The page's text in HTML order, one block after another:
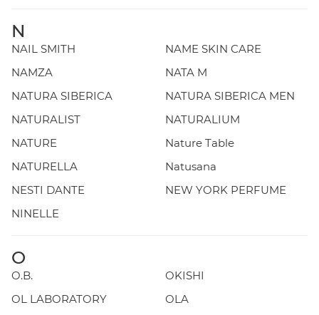
N
NAIL SMITH
NAME SKIN CARE
NAMZA
NATA M
NATURA SIBERICA
NATURA SIBERICA MEN
NATURALIST
NATURALIUM
NATURE
Nature Table
NATURELLA
Natusana
NESTI DANTE
NEW YORK PERFUME
NINELLE
O
O.B.
OKISHI
OL LABORATORY
OLA